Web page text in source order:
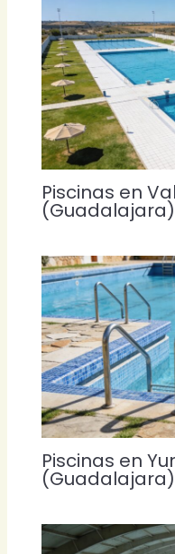
Piscinas en
(Guadalajara)
Piscinas en
(Guadalajara)